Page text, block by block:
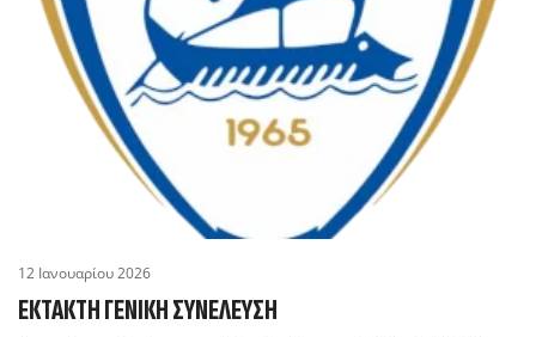
12 Ιανουαρίου 2026
ΈΚΤΑΚΤΗ ΓΕΝΙΚΉ ΣΥΝΈΛΕΥΣΗ